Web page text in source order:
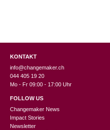
KONTAKT
info@changemaker.ch
044 405 19 20
Mo - Fr 09:00 - 17:00 Uhr
FOLLOW US
Changemaker News
Impact Stories
Newsletter